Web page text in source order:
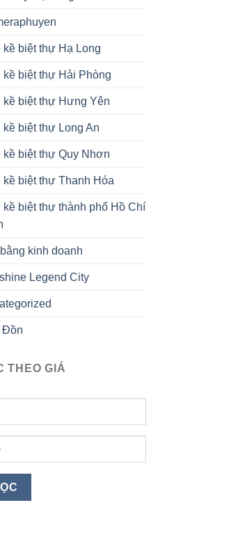
kề biệt thự Hạ Long
kề biệt thự Hải Phòng
kề biệt thự Hưng Yên
kề biệt thự Long An
kề biệt thự Quy Nhơn
kề biệt thự Thanh Hóa
kề biệt thự thành phố Hồ Chí
kinh doanh
Legend City
Đồn
THEO GIÁ